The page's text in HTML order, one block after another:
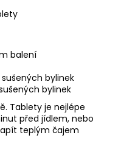
balení
bylinek
bylinek
Tablety je nejlépe
před jídlem, nebo
teplým čajem